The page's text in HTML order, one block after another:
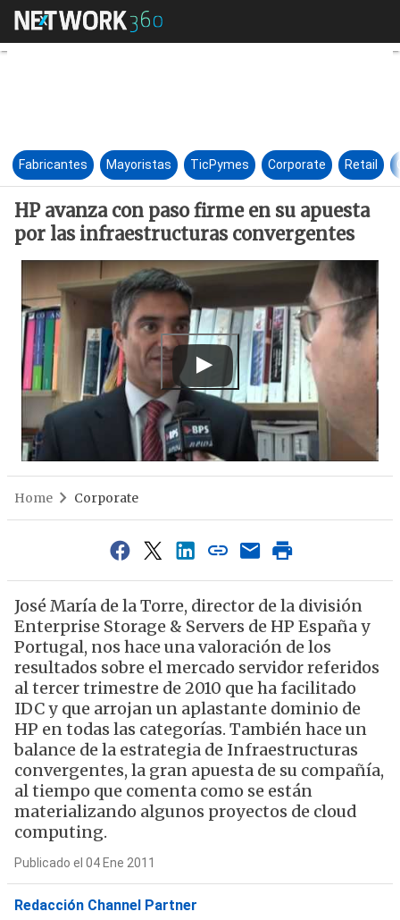
HP avanza con paso firme
Fabricantes Mayoristas TicPymes Corporate Retail
HP avanza con paso firme en su apuesta
por las infraestructuras convergentes
Home Corporate
José María de la Torre, director de la división
Enterprise Storage & Servers de HP España y
Portugal, nos hace una valoración de los
resultados sobre el mercado servidor referidos
al tercer trimestre de 2010 que ha facilitado
IDC y que arrojan un aplastante dominio de
HP en todas las categorías. También hace un
balance de la estrategia de Infraestructuras
convergentes, la gran apuesta de su compañía,
al tiempo que comenta como se están
materializando algunos proyectos de cloud
computing.
Publicado el 04 Ene 2011
Redacción Channel Partner